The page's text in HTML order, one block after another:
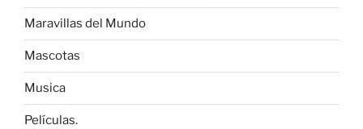
Maravillas del Mundo
Mascotas
Musica
Películas.